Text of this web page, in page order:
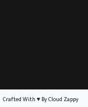
Crafted With♥By Cloud Zappy